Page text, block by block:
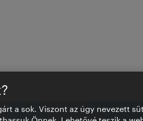
a sok. Viszont az úgy nevezett